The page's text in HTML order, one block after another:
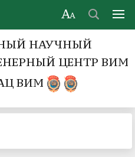
НАУЧНЫЙ
ЦЕНТР ВИМ
ВИМ